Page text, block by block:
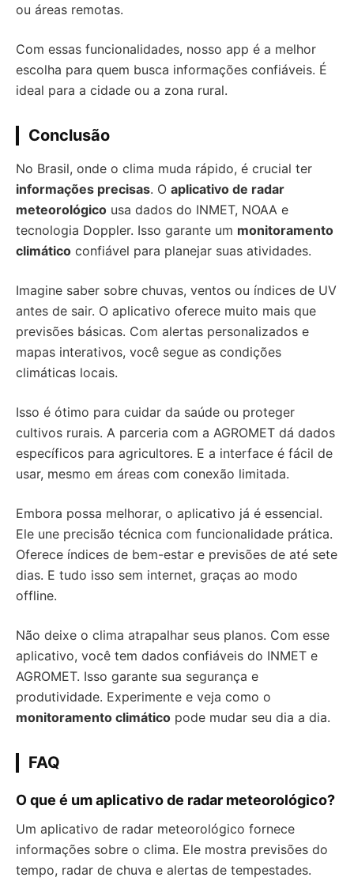
ou áreas remotas.
Com essas funcionalidades, nosso app é a melhor
escolha para quem busca informações confiáveis. É
ideal para a cidade ou a zona rural.
Conclusão
No Brasil, onde o clima muda rápido, é crucial ter
informações precisas. O aplicativo de radar
meteorológico usa dados do INMET, NOAA e
tecnologia Doppler. Isso garante um monitoramento
climático confiável para planejar suas atividades.
Imagine saber sobre chuvas, ventos ou índices de UV
antes de sair. O aplicativo oferece muito mais que
previsões básicas. Com alertas personalizados e
mapas interativos, você segue as condições
climáticas locais.
Isso é ótimo para cuidar da saúde ou proteger
cultivos rurais. A parceria com a AGROMET dá dados
específicos para agricultores. E a interface é fácil de
usar, mesmo em áreas com conexão limitada.
Embora possa melhorar, o aplicativo já é essencial.
Ele une precisão técnica com funcionalidade prática.
Oferece índices de bem-estar e previsões de até sete
dias. E tudo isso sem internet, graças ao modo
offline.
Não deixe o clima atrapalhar seus planos. Com esse
aplicativo, você tem dados confiáveis do INMET e
AGROMET. Isso garante sua segurança e
produtividade. Experimente e veja como o
monitoramento climático pode mudar seu dia a dia.
FAQ
O que é um aplicativo de radar meteorológico?
Um aplicativo de radar meteorológico fornece
informações sobre o clima. Ele mostra previsões do
tempo, radar de chuva e alertas de tempestades.